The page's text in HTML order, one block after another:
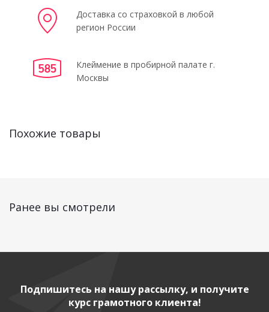
Доставка со страховкой в любой
регион России
Клеймение в пробирной палате г.
Москвы
Похожие товары
Ранее вы смотрели
Подпишитесь на нашу рассылку, и получите
курс грамотного клиента!